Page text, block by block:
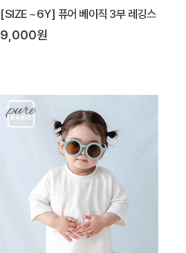
[SIZE ~6Y] 퓨어 베이직 3부 레깅스
9,000원